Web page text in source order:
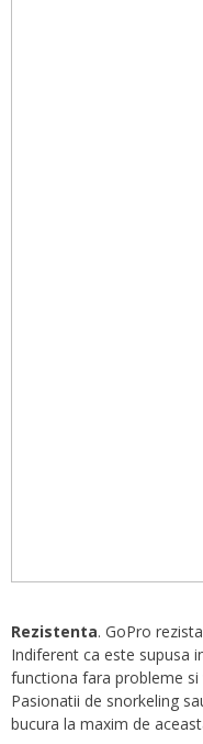
Rezistenta. GoPro
Indiferent ca este supusa
functiona fara probleme
Pasionatii de snorkeling
bucura la maxim de